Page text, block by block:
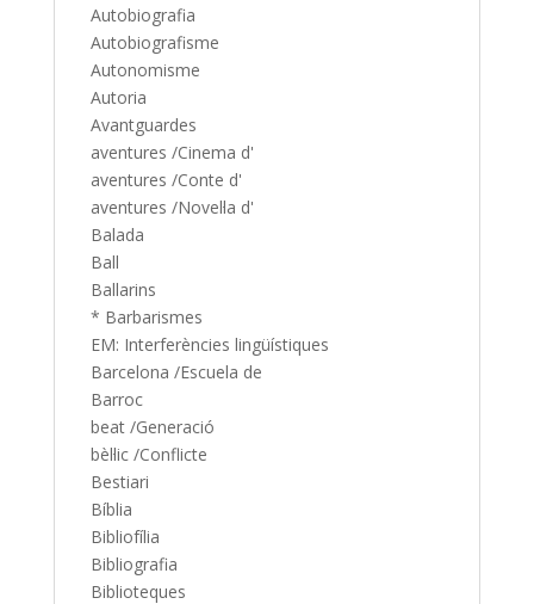
Autobiografia
Autobiografisme
Autonomisme
Autoria
Avantguardes
aventures /Cinema d'
aventures /Conte d'
aventures /Novel·la d'
Balada
Ball
Ballarins
* Barbarismes
EM: Interferències lingüístiques
Barcelona /Escuela de
Barroc
beat /Generació
bèl·lic /Conflicte
Bestiari
Bíblia
Bibliofília
Bibliografia
Biblioteques